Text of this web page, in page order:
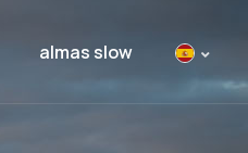
almas slow